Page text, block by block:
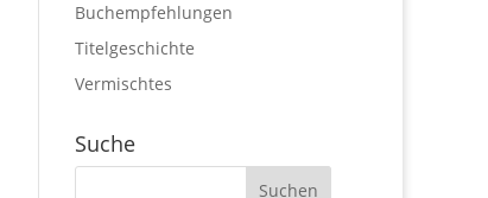
Buchempfehlungen
Titelgeschichte
Vermischtes
Suche